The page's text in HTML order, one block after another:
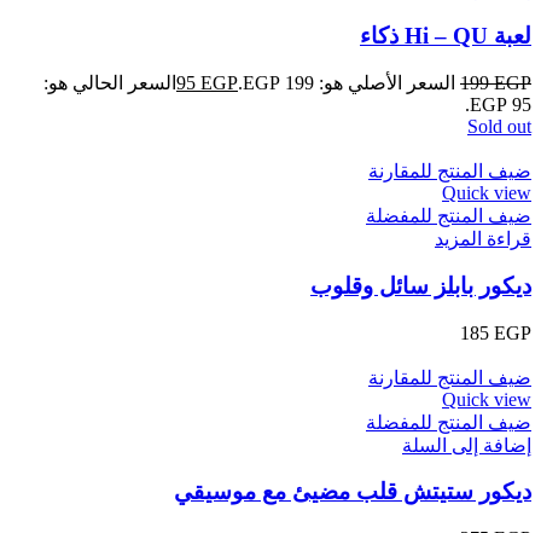
لعبة Hi – QU ذكاء
199EGP السعر الأصلي هو: 199 EGP. 95 EGP
السعر الحالي هو:
95 EGP.
Sold out
ضيف المنتج للمقارنة
Quick view
ضيف المنتج للمفضلة
قراءة المزيد
ديكور بابلز سائل وقلوب
185 EGP
ضيف المنتج للمقارنة
Quick view
ضيف المنتج للمفضلة
إضافة إلى السلة
ديكور ستيتش قلب مضيئ مع موسيقي